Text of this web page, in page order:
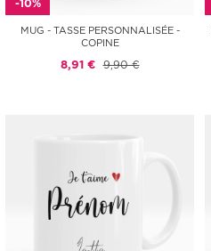
-10%
MUG - TASSE PERSONNALISÉE -
COPINE
8,91 € 9,90 €